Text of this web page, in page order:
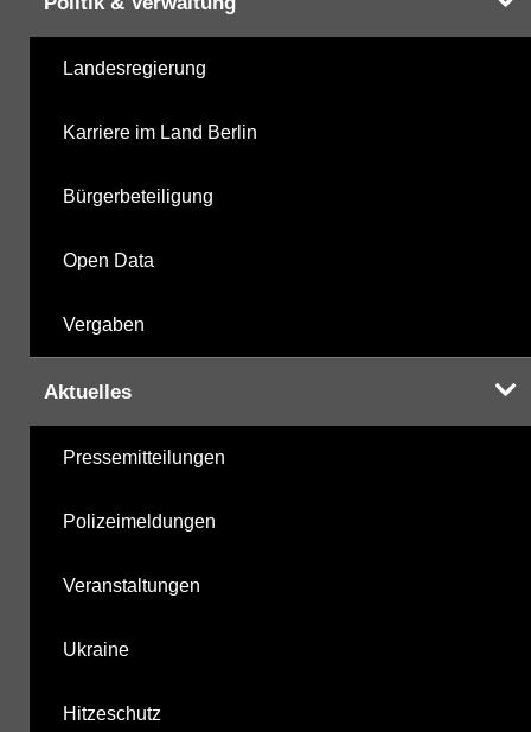
Landesregierung
Karriere im Land Berlin
Bürgerbeteiligung
Open Data
Vergaben
Aktuelles
Pressemitteilungen
Polizeimeldungen
Veranstaltungen
Ukraine
Hitzeschutz